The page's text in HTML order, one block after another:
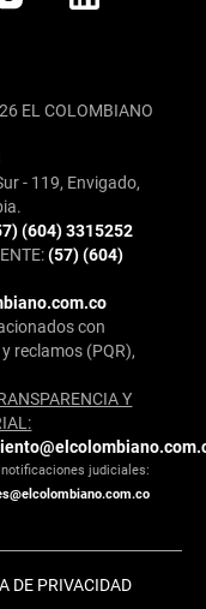
EL COLOMBIANO
- 119, Envigado,
(604) 3315252
(57) (604)
con
reclamos (PQR),
Y
judiciales:
DE PRIVACIDAD